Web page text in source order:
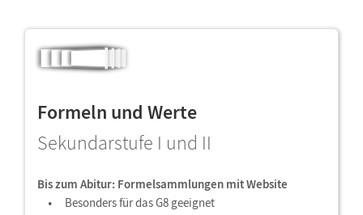
Formeln und Werte
Sekundarstufe I und II
Bis zum Abitur: Formelsammlungen mit Website
Besonders für das G8 geeignet